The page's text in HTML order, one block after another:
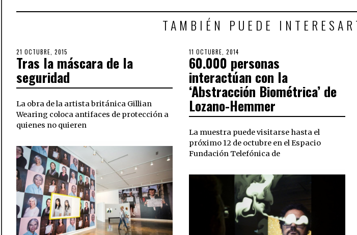
TAMBIÉN PUEDE
POSTED
ON
21 OCTUBRE, 2015
OCTUBRE,
2018
Tras la máscara de la
seguridad
La obra de la artista británica Gillian
Wearing coloca antifaces de protección a
quienes no quieren
POSTED
ON
11 OCTUBRE, 2014
SEPTIEMBRE,
2018
60.000 personas
interactúan con la
‘Abstracción Biométrica’ de
Lozano-Hemmer
La muestra puede visitarse hasta el
próximo 12 de octubre en el Espacio
Fundación Telefónica de